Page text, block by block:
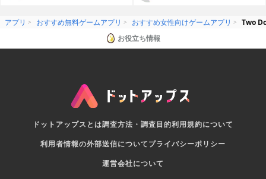
アプリ おすすめ無料ゲームアプリ おすすめ女性向けゲームアプリ
Two
お役立ち情報
ドットアップスとは調査方法・調査目的利用規約について
利用者情報の外部送信についてプライバシーポリシー
運営会社について